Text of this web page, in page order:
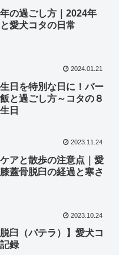
の過ごし方｜2024年
愛犬コタの日常
2024.01.21
日を特別な日に！バー
と過ごし方～コタの８
日
2023.11.24
アと散歩の注意点｜愛
蓋骨脱臼の経過と寒さ
2023.10.24
脱臼（パテラ）】愛犬コ
録